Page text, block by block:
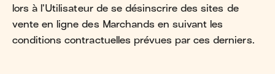
lors à l’Utilisateur de se désinscrire des sites de
vente en ligne des Marchands en suivant les
conditions contractuelles prévues par ces derniers.